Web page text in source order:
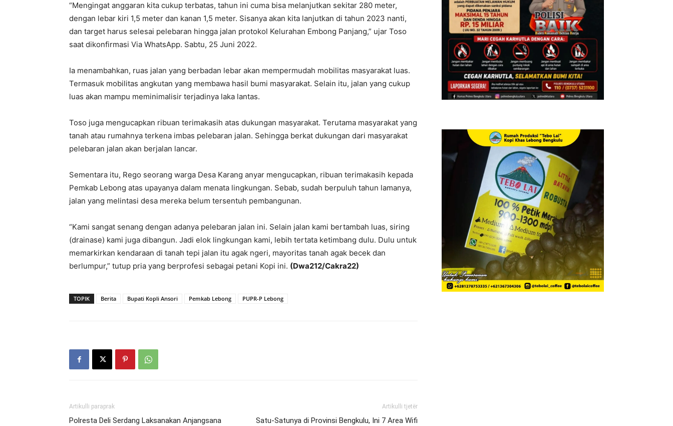
“Mengingat anggaran kita cukup terbatas, tahun ini cuma bisa melanjutkan sekitar 280 meter,
dengan lebar kiri 1,5 meter dan kanan 1,5 meter. Sisanya akan kita lanjutkan di tahun 2023 nanti,
dan target harus selesai pelebaran hingga jalan protokol Kelurahan Embong Panjang,” ujar Toso
saat dikonfirmasi Via WhatsApp. Sabtu, 25 Juni 2022.
Ia menambahkan, ruas jalan yang berbadan lebar akan mempermudah mobilitas masyarakat luas.
Termasuk mobilitas angkutan yang membawa hasil bumi masyarakat. Selain itu, jalan yang cukup
luas akan mampu meminimalisir terjadinya laka lantas.
Toso juga mengucapkan ribuan terimakasih atas dukungan masyarakat. Terutama masyarakat yang
tanah atau rumahnya terkena imbas pelebaran jalan. Sehingga berkat dukungan dari masyarakat
pelebaran jalan akan berjalan lancar.
Sementara itu, Rego seorang warga Desa Karang anyar mengucapkan, ribuan terimakasih kepada
Pemkab Lebong atas upayanya dalam menata lingkungan. Sebab, sudah berpuluh tahun lamanya,
jalan yang melintasi desa mereka belum tersentuh pembangunan.
“Kami sangat senang dengan adanya pelebaran jalan ini. Selain jalan kami bertambah luas, siring
(drainase) kami juga dibangun. Jadi elok lingkungan kami, lebih tertata ketimbang dulu. Dulu untuk
memarkirkan kendaraan di tanah tepi jalan itu agak ngeri, mayoritas tanah agak becek dan
berlumpur,” tutup pria yang berprofesi sebagai petani Kopi ini. (Dwa212/Cakra22)
TOPIK Berita Bupati Kopli Ansori Pemkab Lebong PUPR-P Lebong
Artikulli paraprak
Polresta Deli Serdang Laksanakan Anjangsana
Artikulli tjetër
Satu-Satunya di Provinsi Bengkulu, Ini 7 Area Wifi